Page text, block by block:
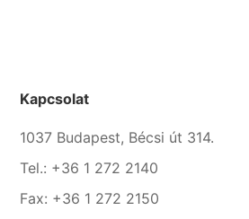
Kapcsolat
1037 Budapest, Bécsi út 314.
Tel.: +36 1 272 2140
Fax: +36 1 272 2150